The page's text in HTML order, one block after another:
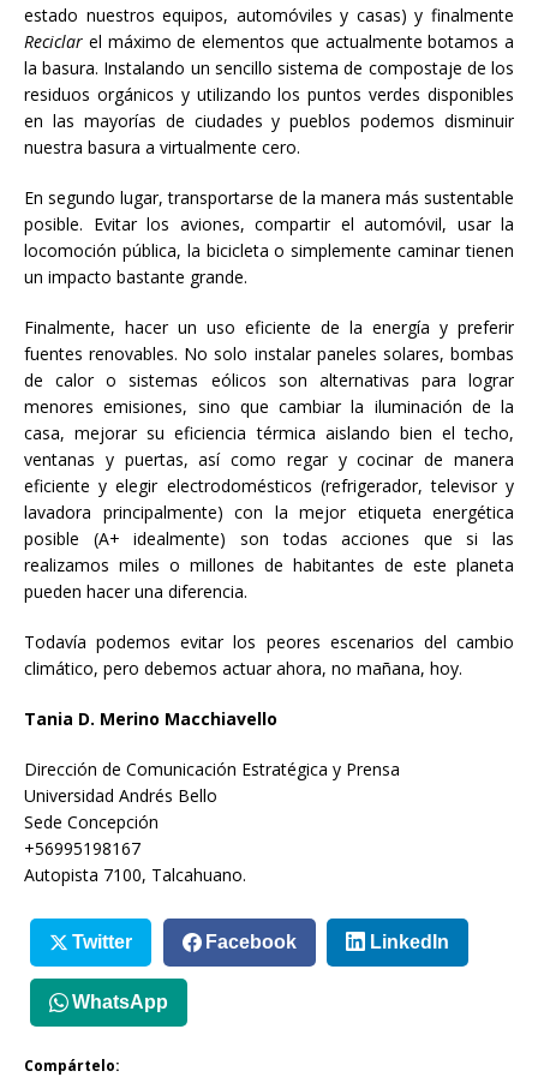
estado nuestros equipos, automóviles y casas) y finalmente
Reciclar el máximo de elementos que actualmente botamos a
la basura. Instalando un sencillo sistema de compostaje de los
residuos orgánicos y utilizando los puntos verdes disponibles
en las mayorías de ciudades y pueblos podemos disminuir
nuestra basura a virtualmente cero.
En segundo lugar, transportarse de la manera más sustentable
posible. Evitar los aviones, compartir el automóvil, usar la
locomoción pública, la bicicleta o simplemente caminar tienen
un impacto bastante grande.
Finalmente, hacer un uso eficiente de la energía y preferir
fuentes renovables. No solo instalar paneles solares, bombas
de calor o sistemas eólicos son alternativas para lograr
menores emisiones, sino que cambiar la iluminación de la
casa, mejorar su eficiencia térmica aislando bien el techo,
ventanas y puertas, así como regar y cocinar de manera
eficiente y elegir electrodomésticos (refrigerador, televisor y
lavadora principalmente) con la mejor etiqueta energética
posible (A+ idealmente) son todas acciones que si las
realizamos miles o millones de habitantes de este planeta
pueden hacer una diferencia.
Todavía podemos evitar los peores escenarios del cambio
climático, pero debemos actuar ahora, no mañana, hoy.
Tania D. Merino Macchiavello
Dirección de Comunicación Estratégica y Prensa
Universidad Andrés Bello
Sede Concepción
+56995198167
Autopista 7100, Talcahuano.
Twitter Facebook LinkedIn
WhatsApp
Compártelo: